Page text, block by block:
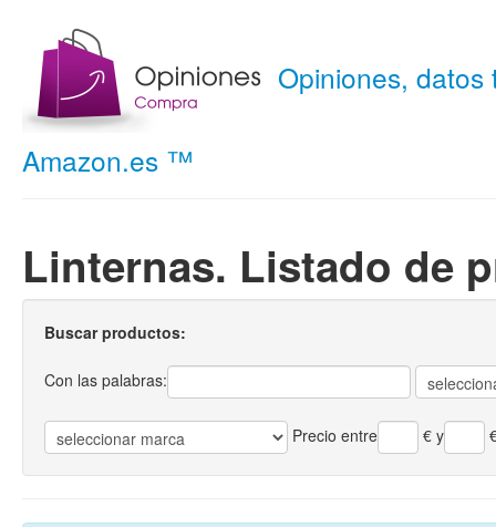
Opiniones,
Amazon.es ™
Linternas. Listado de
Buscar productos:
Con las palabras:
Precio entre €y